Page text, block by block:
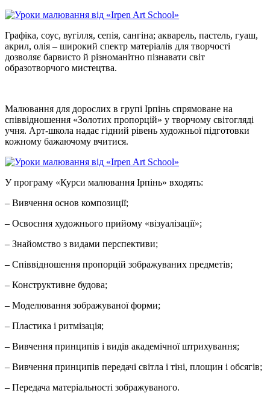
Графіка, соус, вугілля, сепія, сангіна; акварель, пастель, гуаш,
акрил, олія – широкий спектр матеріалів для творчості
дозволяє барвисто й різноманітно пізнавати світ
образотворчого мистецтва.
Малювання для дорослих в групі Ірпінь спрямоване на
співвідношення «Золотих пропорцій» у творчому світогляді
учня. Арт-школа надає гідний рівень художньої підготовки
кожному бажаючому вчитися.
У програму «Курси малювання Ірпінь» входять:
– Вивчення основ композиції;
– Освоєння художнього прийому «візуалізації»;
– Знайомство з видами перспективи;
– Співвідношення пропорцій зображуваних предметів;
– Конструктивне будова;
– Моделювання зображуваної форми;
– Пластика і ритмізація;
– Вивчення принципів і видів академічної штрихування;
– Вивчення принципів передачі світла і тіні, площин і обсягів;
– Передача матеріальності зображуваного.